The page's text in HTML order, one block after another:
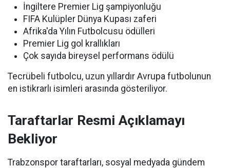
İngiltere Premier Lig şampiyonluğu
FIFA Kulüpler Dünya Kupası zaferi
Afrika'da Yılın Futbolcusu ödülleri
Premier Lig gol krallıkları
Çok sayıda bireysel performans ödülü
Tecrübeli futbolcu, uzun yıllardır Avrupa futbolunun
en istikrarlı isimleri arasında gösteriliyor.
Taraftarlar Resmi Açıklamayı
Bekliyor
Trabzonspor taraftarları, sosyal medyada gündem